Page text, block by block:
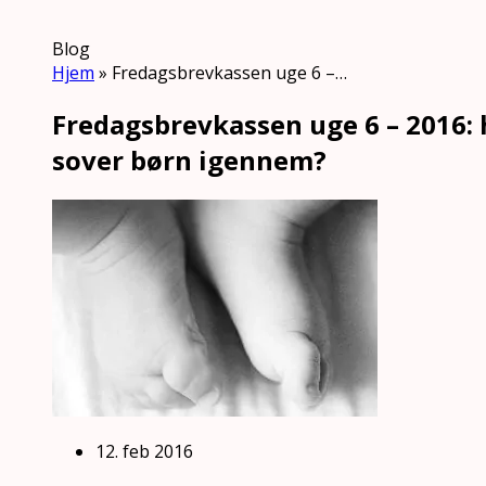
Blog
Hjem » Fredagsbrevkassen uge 6 –…
Fredagsbrevkassen uge 6 –
sover børn igennem?
12. feb 2016